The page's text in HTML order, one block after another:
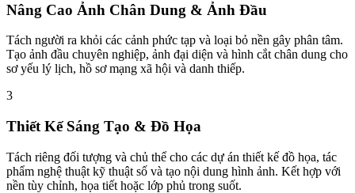
Nâng Cao Ảnh Chân Dung & Ảnh Đầu
Tách người ra khỏi các cảnh phức tạp và loại bỏ nền gây phân tâm.
Tạo ảnh đầu chuyên nghiệp, ảnh đại diện và hình cắt chân dung cho
sơ yếu lý lịch, hồ sơ mạng xã hội và danh thiếp.
3
Thiết Kế Sáng Tạo & Đồ Họa
Tách riêng đối tượng và chủ thể cho các dự án thiết kế đồ họa, tác
phẩm nghệ thuật kỹ thuật số và tạo nội dung hình ảnh. Kết hợp với
nền tùy chỉnh, họa tiết hoặc lớp phủ trong suốt.